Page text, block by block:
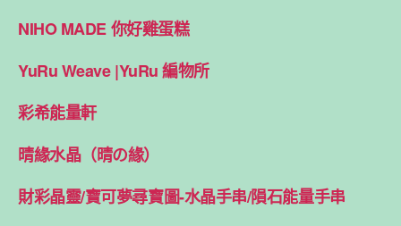
NIHO MADE 你好雞蛋糕
YuRu Weave |YuRu 編物所
彩希能量軒
晴緣水晶（晴の緣）
財彩晶靈/寶可夢尋寶圖-水晶手串/隕石能量手串